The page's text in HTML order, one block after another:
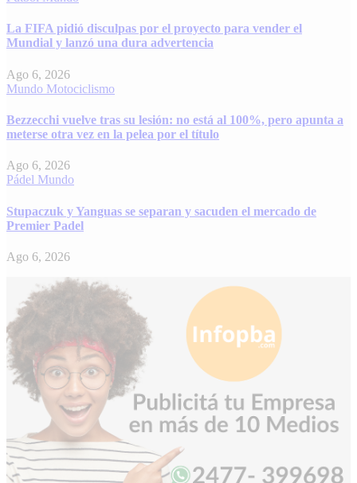
La FIFA pidió disculpas por el proyecto para vender el
Mundial y lanzó una dura advertencia
Ago 6, 2026
Mundo Motociclismo
Bezzecchi vuelve tras su lesión: no está al 100%, pero apunta a
meterse otra vez en la pelea por el título
Ago 6, 2026
Pádel Mundo
Stupaczuk y Yanguas se separan y sacuden el mercado de
Premier Padel
Ago 6, 2026